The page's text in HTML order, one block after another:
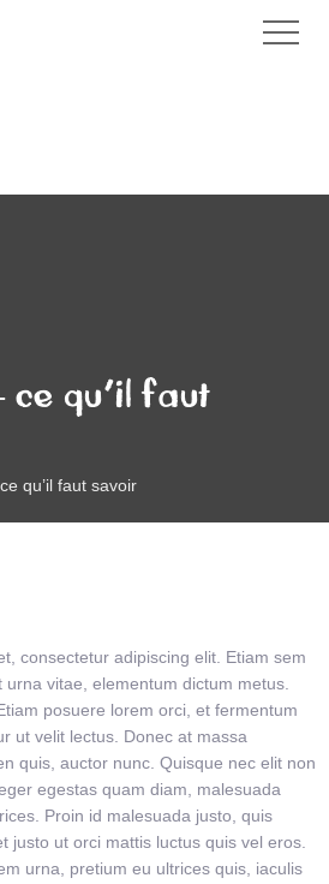
ce qu’il faut
qu’il faut savoir
consectetur adipiscing elit. Etiam sem
vitae, elementum dictum metus.
posuere lorem orci, et fermentum
ut velit lectus. Donec at massa
quis, auctor nunc. Quisque nec elit non
egestas quam diam, malesuada
Proin id malesuada justo, quis
justo ut orci mattis luctus quis vel eros.
urna, pretium eu ultrices quis, iaculis